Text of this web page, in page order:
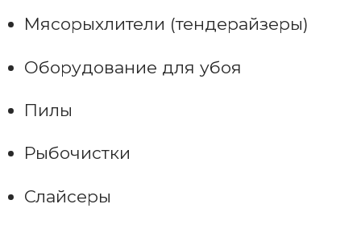
Мясорыхлители (тендерайзеры)
Оборудование для убоя
Пилы
Рыбочистки
Слайсеры